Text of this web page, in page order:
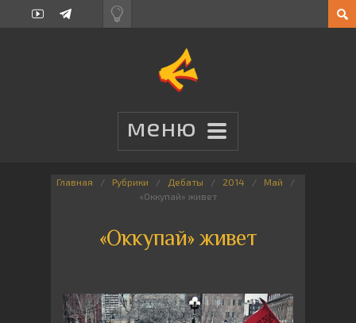
Главная Рубрики Дебаты 2014
Май
«Оккупай» живет
«Оккупай» живет